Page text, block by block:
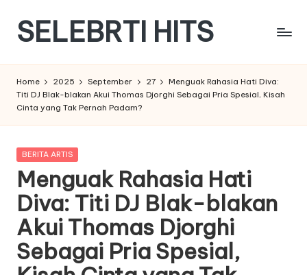
SkipSELEBRTI HITS
berita
tentang
Home 2025 September 27
Menguak Rahasia Hati Diva:
Titi DJ Blak-blakan Akui Thomas Djorghi Sebagai Pria Spesial, Kisah
Cinta yang Tak Pernah Padam?
Posted
BERITA ARTIS
Menguak Rahasia Hati
Diva: Titi DJ Blak-blakan
Akui Thomas Djorghi
Sebagai Pria Spesial,